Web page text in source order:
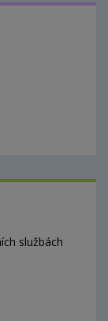
službách